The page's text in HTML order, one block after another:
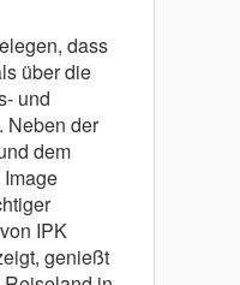
dass
über die
und
Neben der
dem
IPK
genießt